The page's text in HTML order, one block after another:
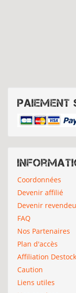
Paiement
Coordonnées
Devenir affilié
Devenir
FAQ
Nos Partenaires
Plan d'accès
Affiliation
Caution
Liens utiles